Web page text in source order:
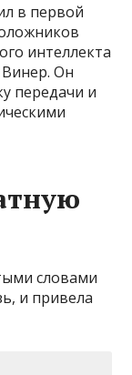
в первой
интеллекта
Он
передачи и
словами
и привела